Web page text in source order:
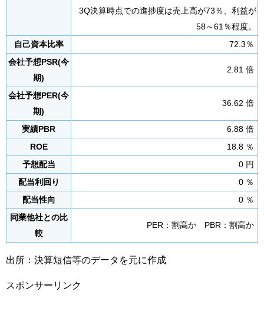
3Q決算時点での進捗度は売上高が73％、利益が
58～61％程度。
自己資本比率
72.3％
会社予想PSR(今
期)
2.81 倍
会社予想PER(今
期)
36.62 倍
実績PBR
6.88 倍
ROE
18.8 ％
予想配当
0 円
配当利回り
0 ％
配当性向
0 ％
同業他社との比
較
PER：割高か PBR：割高か
出所：決算短信等のデータを元に作成
スポンサーリンク